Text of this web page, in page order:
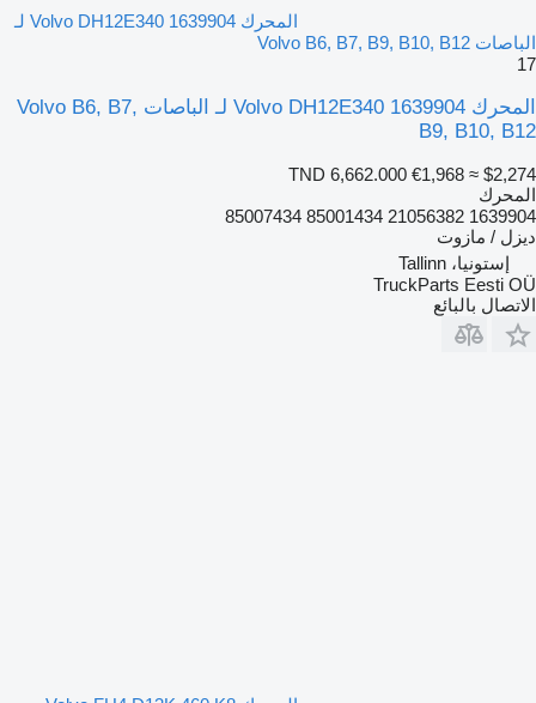
المحرك Volvo DH12E340 1639904 لـ
الباصات Volvo B6, B7, B9, B10, B12
17
المحرك Volvo DH12E340 1639904 لـ الباصات Volvo B6, B7,
B9, B10, B12
TND 6,662.000 €1,968 ≈ $2,274
المحرك
1639904 21056382 85001434 85007434
ديزل / مازوت
إستونيا، Tallinn
TruckParts Eesti OÜ
الاتصال بالبائع